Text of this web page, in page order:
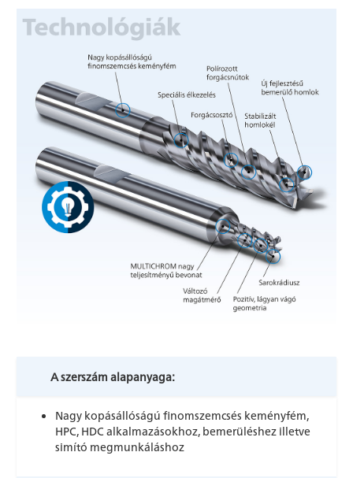
A szerszám alapanyaga:
Nagy kopásállóságú finomszemcsés keményfém,
HPC, HDC alkalmazásokhoz, bemerüléshez illetve
simító megmunkáláshoz